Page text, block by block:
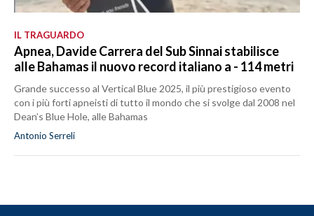
IL TRAGUARDO
Apnea, Davide Carrera del Sub Sinnai stabilisce
alle Bahamas il nuovo record italiano a - 114 metri
Grande successo al Vertical Blue 2025, il più prestigioso evento
con i più forti apneisti di tutto il mondo che si svolge dal 2008 nel
Dean’s Blue Hole, alle Bahamas
Antonio Serreli